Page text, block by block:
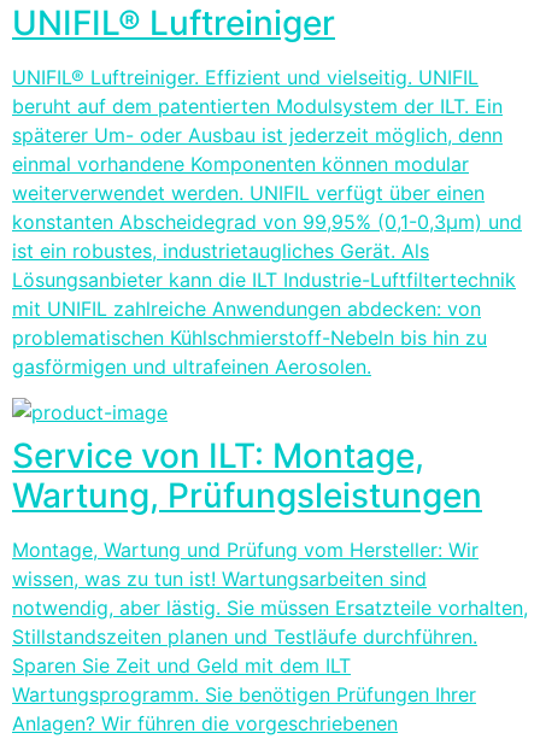
UNIFIL® Luftreiniger
UNIFIL® Luftreiniger. Effizient und vielseitig. UNIFIL
beruht auf dem patentierten Modulsystem der ILT. Ein
späterer Um- oder Ausbau ist jederzeit möglich, denn
einmal vorhandene Komponenten können modular
weiterverwendet werden. UNIFIL verfügt über einen
konstanten Abscheidegrad von 99,95% (0,1-0,3µm) und
ist ein robustes, industrietaugliches Gerät. Als
Lösungsanbieter kann die ILT Industrie-Luftfiltertechnik
mit UNIFIL zahlreiche Anwendungen abdecken: von
problematischen Kühlschmierstoff-Nebeln bis hin zu
gasförmigen und ultrafeinen Aerosolen.
Service von ILT: Montage,
Wartung, Prüfungsleistungen
Montage, Wartung und Prüfung vom Hersteller: Wir
wissen, was zu tun ist! Wartungsarbeiten sind
notwendig, aber lästig. Sie müssen Ersatzteile vorhalten,
Stillstandszeiten planen und Testläufe durchführen.
Sparen Sie Zeit und Geld mit dem ILT
Wartungsprogramm. Sie benötigen Prüfungen Ihrer
Anlagen? Wir führen die vorgeschriebenen